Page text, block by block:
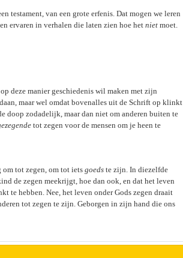
testament, van een grote erfenis. Dat mogen we leren
ervaren in verhalen die laten zien hoe het niet moet.
deze manier geschiedenis wil maken met zijn
maar wel omdat bovenalles uit de Schrift op klinkt
doop zodadelijk, maar dan niet om anderen buiten te
tot zegen voor de mensen om je heen te
om tot zegen, om tot iets goeds te zijn. In diezelfde
de zegen meekrijgt, hoe dan ook, en dat het leven
te hebben. Nee, het leven onder Gods zegen draait
tot zegen te zijn. Geborgen in zijn hand die ons